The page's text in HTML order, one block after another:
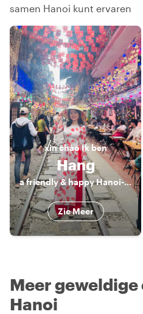
samen Hanoi kunt ervaren
xin chàoIk ben
Hang
a friendly & happy Hanoi-an
Zie Meer
Meer
Hanoi